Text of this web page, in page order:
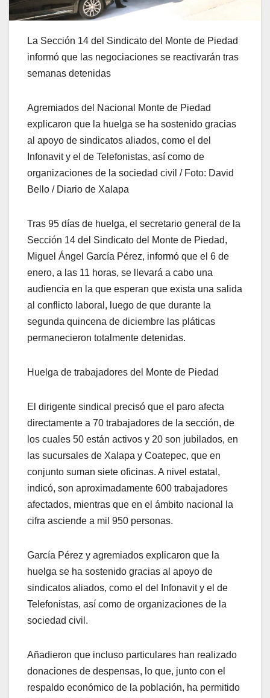
La Sección 14 del Sindicato del Monte de Piedad
informó que las negociaciones se reactivarán tras
semanas detenidas
Agremiados del Nacional Monte de Piedad
explicaron que la huelga se ha sostenido gracias
al apoyo de sindicatos aliados, como el del
Infonavit y el de Telefonistas, así como de
organizaciones de la sociedad civil / Foto: David
Bello / Diario de Xalapa
Tras 95 días de huelga, el secretario general de la
Sección 14 del Sindicato del Monte de Piedad,
Miguel Ángel García Pérez, informó que el 6 de
enero, a las 11 horas, se llevará a cabo una
audiencia en la que esperan que exista una salida
al conflicto laboral, luego de que durante la
segunda quincena de diciembre las pláticas
permanecieron totalmente detenidas.
Huelga de trabajadores del Monte de Piedad
El dirigente sindical precisó que el paro afecta
directamente a 70 trabajadores de la sección, de
los cuales 50 están activos y 20 son jubilados, en
las sucursales de Xalapa y Coatepec, que en
conjunto suman siete oficinas. A nivel estatal,
indicó, son aproximadamente 600 trabajadores
afectados, mientras que en el ámbito nacional la
cifra asciende a mil 950 personas.
García Pérez y agremiados explicaron que la
huelga se ha sostenido gracias al apoyo de
sindicatos aliados, como el del Infonavit y el de
Telefonistas, así como de organizaciones de la
sociedad civil.
Añadieron que incluso particulares han realizado
donaciones de despensas, lo que, junto con el
respaldo económico de la población, ha permitido